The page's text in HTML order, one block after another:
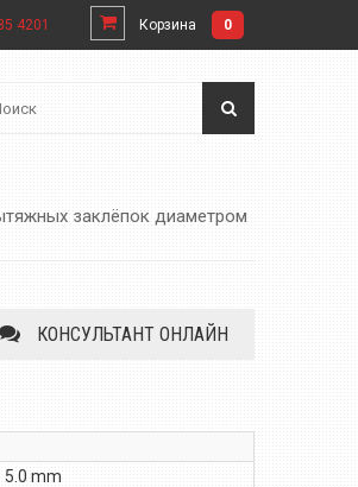
4201 Корзина 0
заклёпок диаметром
КОНСУЛЬТАНТ ОНЛАЙН
5.0 mm